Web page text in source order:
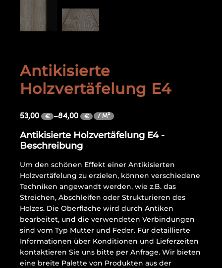
Antikisierte
Holzvertäfelung E4
53,00 € –84,00 € / M²
Antikisierte Holzvertäfelung E4 -
Beschreibung
Um den schönen Effekt einer Antikisierten
Holzvertäfelung zu erzielen, können verschiedene
Techniken angewandt werden, wie z.B. das
Streichen, Abschleifen oder Strukturieren des
Holzes. Die Oberfläche wird durch Antiken
bearbeitet, und die verwendeten Verbindungen
sind vom Typ Mutter und Feder. Für detaillierte
Informationen über Konditionen und Lieferzeiten
kontaktieren Sie uns bitte per Anfrage. Wir bieten
eine breite Palette von Produkten aus der